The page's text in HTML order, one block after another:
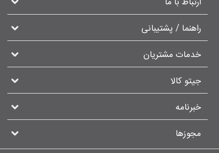
راهنما / پشتیبانی
خدمات مشتریان
جیتو کالا
خبرنامه
مجوزها